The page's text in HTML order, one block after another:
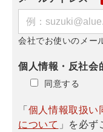
会社でお使いのメー
個人情報・反社会
同意する
「個人情報取扱い
について 」を必ず